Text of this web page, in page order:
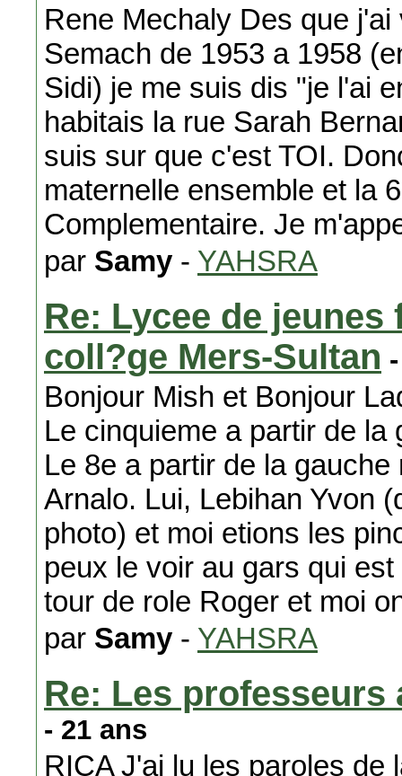
Rene Mechaly Des que
Semach de 1953 a 1958
Sidi) je me suis dis "je l'ai
habitais la rue Sarah
suis sur que c'est TOI.
maternelle ensemble et la
Complementaire. Je
par Samy - YAHSRA
Re: Lycee de
coll?ge Mers-Sultan
Bonjour Mish et Bonjour
Le cinquieme a partir de
Le 8e a partir de la
Arnalo. Lui, Lebihan Yvon
photo) et moi etions les
peux le voir au gars qui
tour de role Roger et moi
par Samy - YAHSRA
Re: Les
- 21 ans
RICA J'ai lu les paroles de